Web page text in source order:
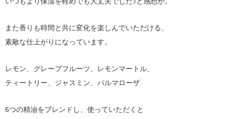
また香りも時間と共に変化を楽しんでいただける、
素敵な仕上がりになっています。
レモン、グレープフルーツ、レモンマートル、
ティートリー、ジャスミン、パルマローザ
6つの精油をブレンドし、使っていただくと